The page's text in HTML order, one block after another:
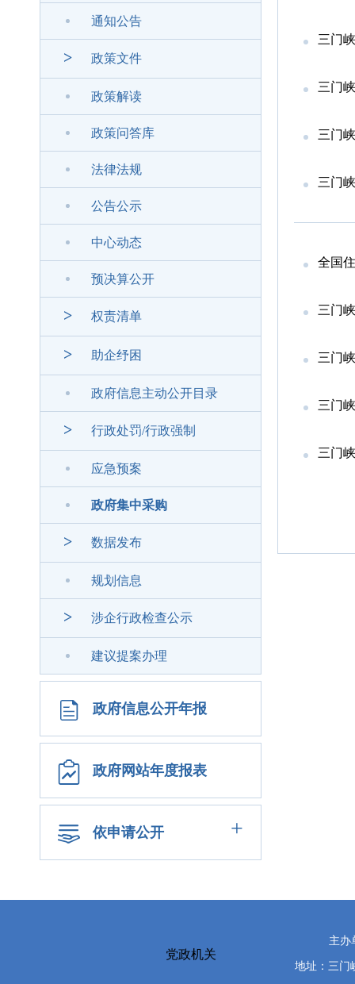
通知公告
> 政策文件
政策解读
政策问答库
法律法规
公告公示
中心动态
预决算公开
> 权责清单
> 助企纾困
政府信息主动公开目录
> 行政处罚/行政强制
应急预案
政府集中采购
> 数据发布
规划信息
> 涉企行政检查公示
建议提案办理
政府信息公开年报
政府网站年度报表
依申请公开 +
三门
三门
三门
三门
全国
三门
三门
三门
三门
党政机关
主办
地址：三门